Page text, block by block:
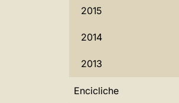
2015
2014
2013
Encicliche